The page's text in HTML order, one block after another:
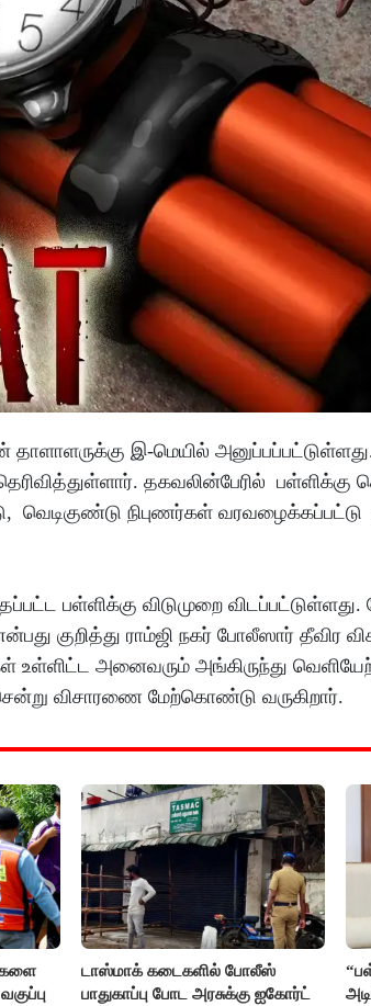
இ-மெயில்
தகவலின்பேரில் பள்ளிக்கு
வெடிகுண்டு நிபுணர்கள்
பள்ளிக்கு விடுமுறை
குறித்து ராம்ஜி நகர் போலீஸார்
உள்ளிட்ட அனைவரும் அங்கிருந்து
விசாரணை மேற்கொண்டு வருகிறார்.
டாஸ்மாக் கடைகளில் போலீஸ்
பாதுகாப்பு போட அரசுக்கு ஐகோர்ட்